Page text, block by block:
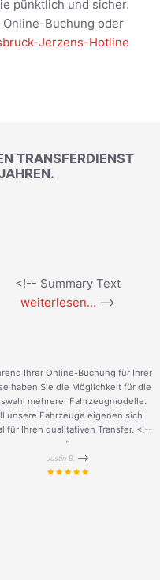
pünktlich und sicher.
Buchung oder
Jerzens-Hotline
TRANSFERDIENST
<!-- Summary Text
weiterlesen... -->
Ihrer Online-Buchung für Ihrer
haben Sie die Möglichkeit für die
mehrerer Fahrzeugmodelle.
unsere Fahrzeuge eigenen sich
für Ihren qualitativen Transfer. <!--
”
Justin B. -->